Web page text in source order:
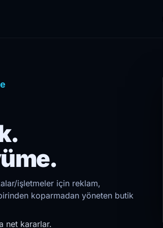
işletmeler için reklam,
koparmadan yöneten butik
net kararlar.